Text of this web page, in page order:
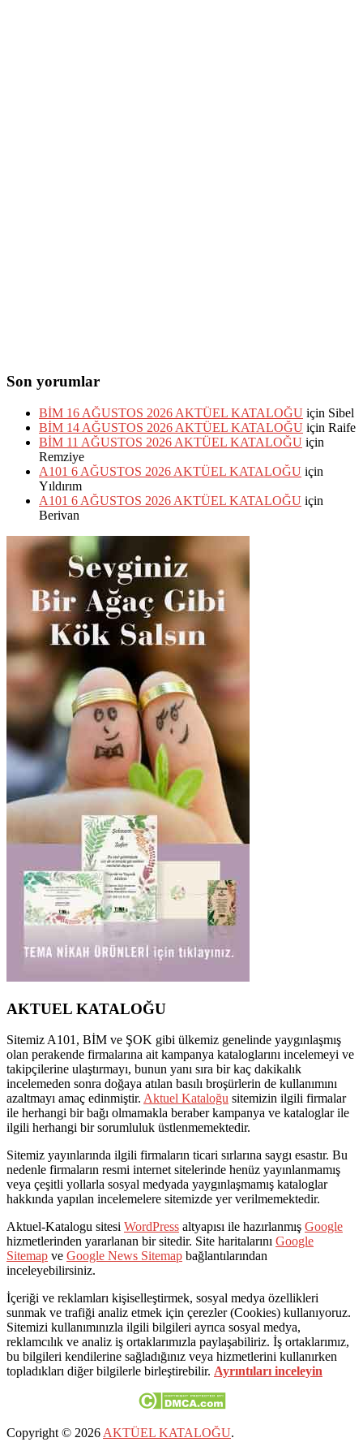
Son yorumlar
BİM 16 AĞUSTOS 2026 AKTÜEL KATALOĞU için Sibel
BİM 14 AĞUSTOS 2026 AKTÜEL KATALOĞU için Raife
BİM 11 AĞUSTOS 2026 AKTÜEL KATALOĞU için
Remziye
A101 6 AĞUSTOS 2026 AKTÜEL KATALOĞU için
Yıldırım
A101 6 AĞUSTOS 2026 AKTÜEL KATALOĞU için
Berivan
AKTUEL KATALOĞU
Sitemiz A101, BİM ve ŞOK gibi ülkemiz genelinde yaygınlaşmış
olan perakende firmalarına ait kampanya kataloglarını incelemeyi ve
takipçilerine ulaştırmayı, bunun yanı sıra bir kaç dakikalık
incelemeden sonra doğaya atılan basılı broşürlerin de kullanımını
azaltmayı amaç edinmiştir. Aktuel Kataloğu sitemizin ilgili firmalar
ile herhangi bir bağı olmamakla beraber kampanya ve kataloglar ile
ilgili herhangi bir sorumluluk üstlenmemektedir.
Sitemiz yayınlarında ilgili firmaların ticari sırlarına saygı esastır. Bu
nedenle firmaların resmi internet sitelerinde henüz yayınlanmamış
veya çeşitli yollarla sosyal medyada yaygınlaşmamış kataloglar
hakkında yapılan incelemelere sitemizde yer verilmemektedir.
Aktuel-Katalogu sitesi WordPress altyapısı ile hazırlanmış Google
hizmetlerinden yararlanan bir sitedir. Site haritalarını Google
Sitemap ve Google News Sitemap bağlantılarından
inceleyebilirsiniz.
İçeriği ve reklamları kişiselleştirmek, sosyal medya özellikleri
sunmak ve trafiği analiz etmek için çerezler (Cookies) kullanıyoruz.
Sitemizi kullanımınızla ilgili bilgileri ayrıca sosyal medya,
reklamcılık ve analiz iş ortaklarımızla paylaşabiliriz. İş ortaklarımız,
bu bilgileri kendilerine sağladığınız veya hizmetlerini kullanırken
topladıkları diğer bilgilerle birleştirebilir. Ayrıntıları inceleyin
Copyright © 2026 AKTÜEL KATALOĞU.